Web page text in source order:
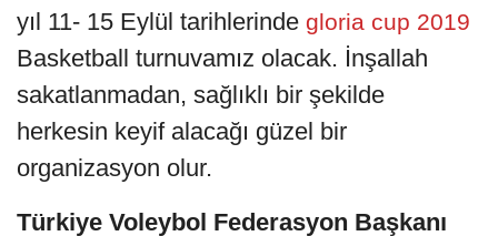
yıl 11- 15 Eylül tarihlerinde gloria cup 2019
Basketball turnuvamız olacak. İnşallah
sakatlanmadan, sağlıklı bir şekilde
herkesin keyif alacağı güzel bir
organizasyon olur.
Türkiye Voleybol Federasyon Başkanı